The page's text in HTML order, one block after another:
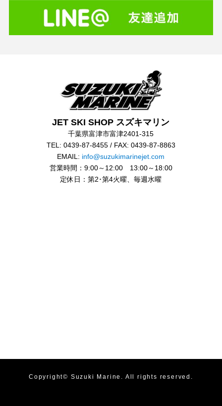
JET SKI SHOP スズキマリン
千葉県富津市富津2401-315
TEL: 0439-87-8455 / FAX: 0439-87-8863
EMAIL: info@suzukimarinejet.com
営業時間：9:00～12:00 13:00～18:00
定休日：第2･第4火曜、毎週水曜
Copyright© Suzuki Marine . All rights reserved.